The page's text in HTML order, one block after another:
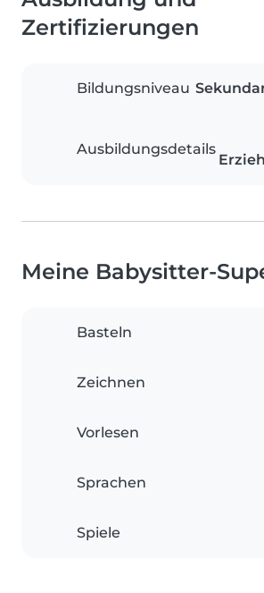
Zertifizierungen
Bildungsniveau
Ausbildungsdetails
Meine Babysitter-
Basteln
Zeichnen
Vorlesen
Sprachen
Spiele